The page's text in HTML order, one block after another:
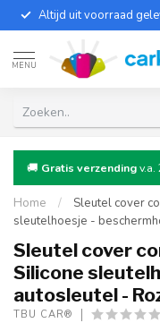
Altijd uit voorraad
MENU
🚚 Gratis verzendingv.a.
Home /
Sleutel cover
sleutelhoesje -
Sleutel cover
Silicone
autosleutel -
TBU CAR®